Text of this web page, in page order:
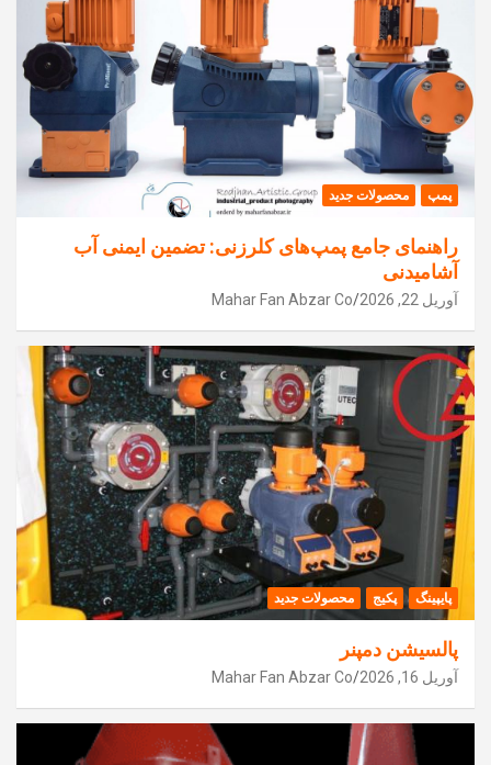
پمپ محصولات جدید
راهنمای جامع پمپ‌های کلرزنی: تضمین ایمنی آب
آشامیدنی
آوریل 22, 2026 Mahar Fan Abzar Co
پایپینگ پکیج محصولات جدید
پالسیشن دمپنر
آوریل 16, 2026 Mahar Fan Abzar Co